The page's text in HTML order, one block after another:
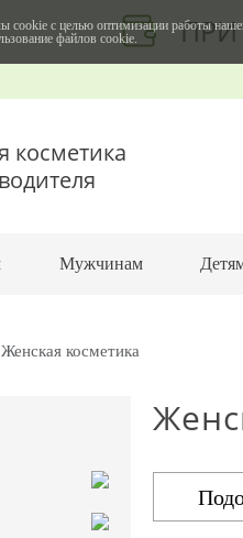
ПРИ
косметика
Мужчинам
Женская косметика
с целью оптимизации работы
файлов cookie.